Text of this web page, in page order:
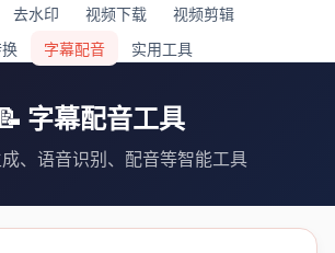
去水印 视频下载
视频剪辑
字幕配音 实用工具
📝 字幕配音工具
、语音识别、配音等智能工具